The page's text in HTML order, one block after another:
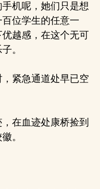
机呢，她们只是想
位学生的任意一
越感，在这个无可
。
紧急通道处早已空
在血迹处康桥捡到
。